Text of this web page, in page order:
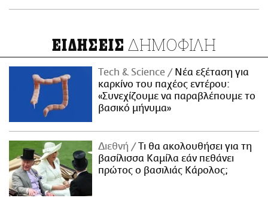
ΕΙΔΗΣΕΙΣ ΔΗΜΟΦΙΛΗ
Τech & Science
Νέα εξέταση για
καρκίνο του παχέος εντέρου:
«Συνεχίζουμε να παραβλέπουμε το
βασικό μήνυμα»
Διεθνή
Τι θα ακολουθήσει για τη
βασίλισσα Καμίλα εάν πεθάνει
πρώτος ο βασιλιάς Κάρολος;